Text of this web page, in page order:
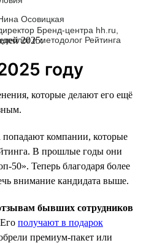
Осовицкая
Бренд-центра hh.ru,
и методолог Рейтинга
году
которые делают его ещё
компании, которые
В прошлые годы они
50». Теперь благодаря более
внимание кандидата выше.
бывших сотрудников
Его получают в подарок
премиум-пакет или